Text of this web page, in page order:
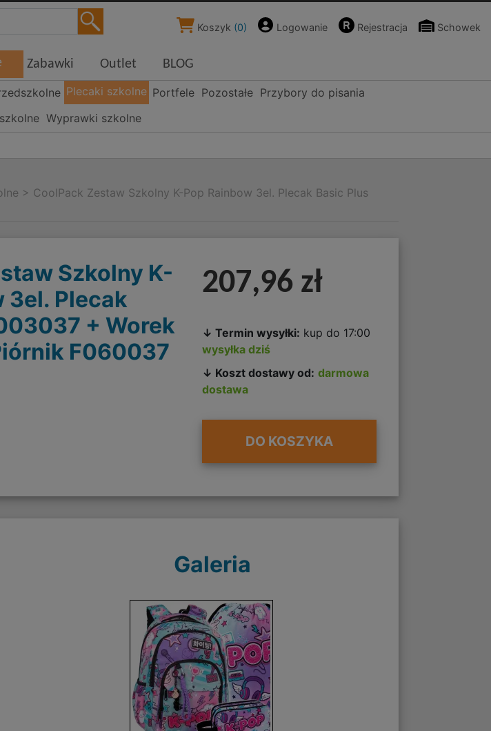
Koszyk (0) Logowanie Rejestracja Schowek
Zabawki Outlet BLOG
Plecaki szkolne Portfele Pozostałe Przybory do pisania
Wyprawki szkolne
> CoolPack Zestaw Szkolny K-Pop Rainbow 3el. Plecak Basic Plus
Szkolny K-
3el. Plecak
+ Worek
F060037
207,96 zł
↓ Termin wysyłki: kup do 17:00
wysyłka dziś
↓ Koszt dostawy od: darmowa
dostawa
DO KOSZYKA
Galeria